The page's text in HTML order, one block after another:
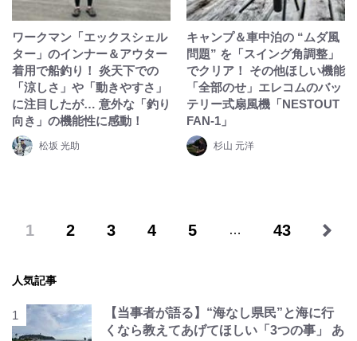
ワークマン「エックスシェル
ター」のインナー＆アウター
着用で船釣り！ 炎天下での
「涼しさ」や「動きやすさ」
に注目したが… 意外な「釣り
向き」の機能性に感動！
松坂 光助
キャンプ＆車中泊の “ムダ風
問題” を「スイング角調整」
でクリア！ その他ほしい機能
「全部のせ」エレコムのバッ
テリー式扇風機「NESTOUT
FAN-1」
杉山 元洋
1 2 3 4 5 … 43
人気記事
【当事者が語る】“海なし県民”と海に行
くなら教えてあげてほしい「3つの事」 あ